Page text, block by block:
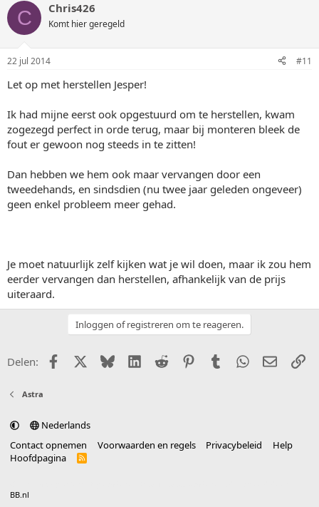
C Chris426
Komt hier geregeld
22 jul 2014 #11
Let op met herstellen Jesper!
Ik had mijne eerst ook opgestuurd om te herstellen, kwam
zogezegd perfect in orde terug, maar bij monteren bleek de
fout er gewoon nog steeds in te zitten!
Dan hebben we hem ook maar vervangen door een
tweedehands, en sindsdien (nu twee jaar geleden ongeveer)
geen enkel probleem meer gehad.
Je moet natuurlijk zelf kijken wat je wil doen, maar ik zou hem
eerder vervangen dan herstellen, afhankelijk van de prijs
uiteraard.
Inloggen of registreren om te reageren.
Delen: FacebookX (Twitter)
BlueskyLinkedIn
Reddit PinterestTumblr WhatsApp
E-mail
Astra
Nederlands
Contact opnemen
Voorwaarden en regels Privacybeleid
Help
Hoofdpagina
R
BB.nl